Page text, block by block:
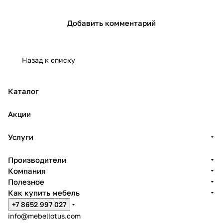
Добавить комментарий
Назад к списку
Каталог
Акции
Услуги
Производители
Компания
Полезное
Как купить мебель
+7 8652 997 027
info@mebellotus.com